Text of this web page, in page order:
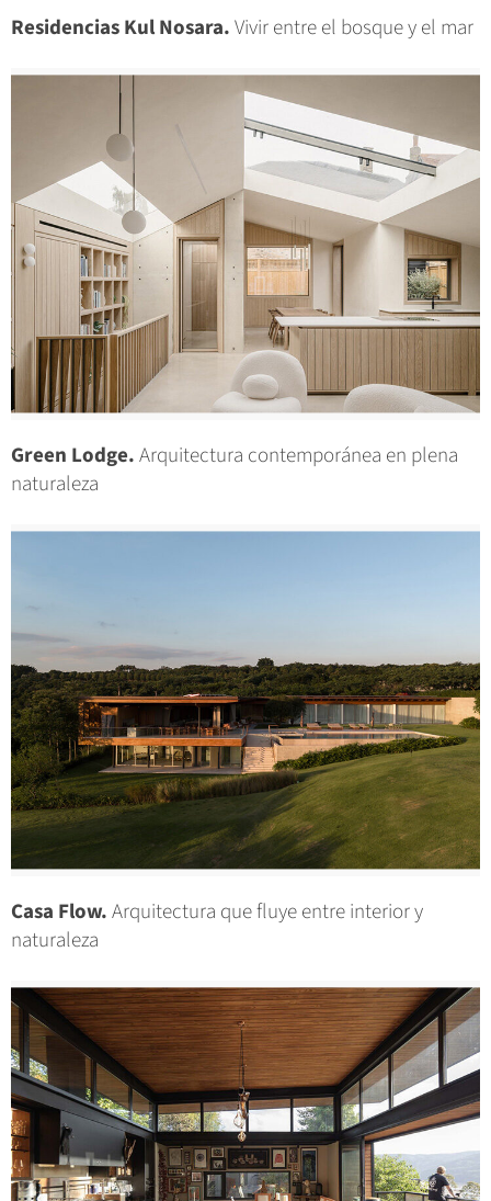
Residencias Kul Nosara.Vivir entre el bosque y el mar
Green Lodge.Arquitectura contemporánea en plena
naturaleza
Casa Flow.Arquitectura que fluye entre interior y
naturaleza